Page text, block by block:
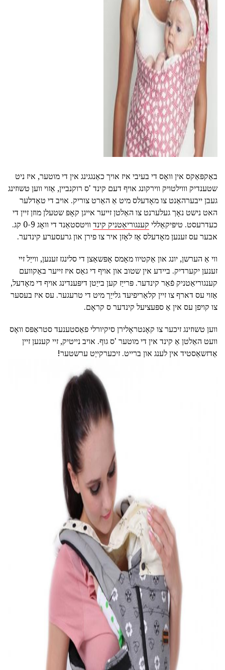
ad
באַקפּאַקס אין וואָס די בעיבי איז אויך כאַנגגינג אין די מוטער, איז ניט
שטענדיק וווילטויק ווירקונג אויף דעם קינד 'ס רוקנביין, אַזוי ווען טשוזינג
געבן ייבערהאַנט צו מאָדעלס מיט אַ האַרט צוריק. אויב די טאַדלער
האט נישט נאָך געלערנט צו האַלטן זייער אייגן קאָפּ שטעלן מוזן זיין די
כעדרעסט. טיפּיקאַללי קענגוריאַטניק קינד
וויטסטאַנד די וואָג 0-9 קג.
אבער עס זענען מאָדעלס אַז לאָזן איר צו פירן און גרעסערע קינדער.
ווי אַ הערשן, יונג און אַקטיוו מאָמס אָפּשאַצן די סלינגז זענען, ווייַל זיי
זענען יקערדיק. ביידע אין שטוב און אויף די גאַס איז זייער באַקוועם
קענגוריאַטניק פֿאַר קינדער. פּרייַז קען בייַטן דיפּענדינג אויף די מאָדעל,
אַזוי עס דארף צו זיין קלאַריפיעד גלייַך מיט די טרעגער. עס איז בעסער
צו קויפן עס אין אַ ספּעציעל קינדער ס קראָם.
ווען טשוזינג זיכער צו קאָנטראָלירן סיקיורלי פאַסטענעד סטראַפּס וואָס
וועט האַלטן אַ קינד אין די מוטער 'ס גוף. אויב נייטיק, זיי קענען זיין
אַדזשאַסטיד אין לענג און ברייט. זיכערקייַט ערשטער!